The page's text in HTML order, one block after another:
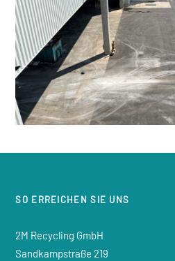
SO ERREICHEN SIE UNS
2M Recycling GmbH
Sandkampstraße 219